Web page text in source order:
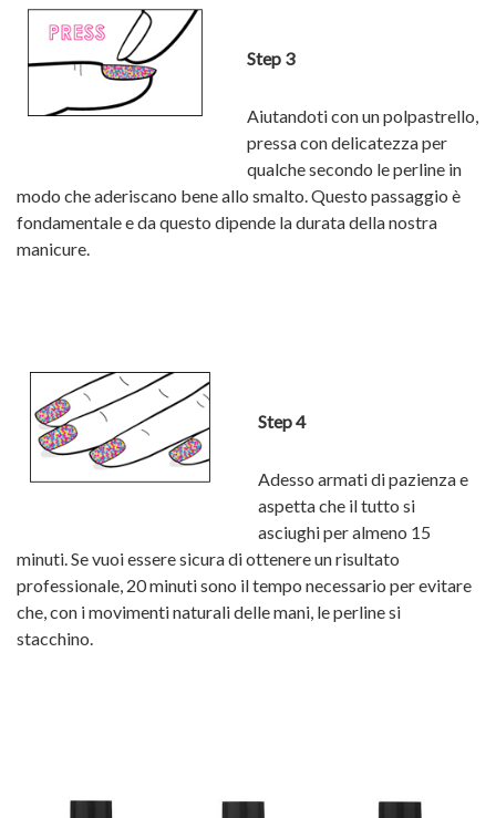
Step 3
Aiutandoti con un polpastrello,
pressa con delicatezza per
qualche secondo le perline in
modo che aderiscano bene allo smalto. Questo passaggio è
fondamentale e da questo dipende la durata della nostra
manicure.
Step 4
Adesso armati di pazienza e
aspetta che il tutto si
asciughi per almeno 15
minuti. Se vuoi essere sicura di ottenere un risultato
professionale, 20 minuti sono il tempo necessario per evitare
che, con i movimenti naturali delle mani, le perline si
stacchino.